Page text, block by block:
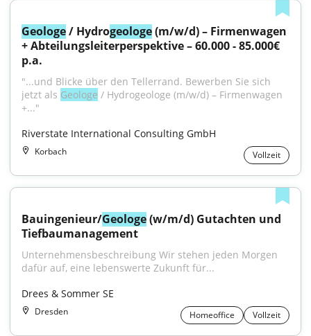
Geologe / Hydrogeologe (m/w/d) – Firmenwagen
+ Abteilungsleiterperspektive – 60.000 - 85.000€
p.a.
"...und Blicke über den Tellerrand. Bewerben Sie sich
jetzt als Geologe / Hydrogeologe (m/w/d) – Firmenwagen
+..."
Riverstate International Consulting GmbH
Korbach Vollzeit
Bauingenieur/Geologe (w/m/d) Gutachten und
Tiefbaumanagement
Unternehmensbeschreibung Wir stehen jeden Morgen
dafür auf, eine lebenswerte Zukunft für...
Drees & Sommer SE
Dresden Homeoffice Vollzeit